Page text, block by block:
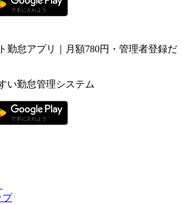
勤怠アプリ｜月額780円・管理者登録だ
い勤怠管理システム
プ